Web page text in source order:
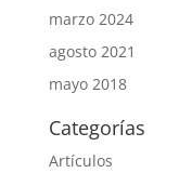
marzo 2024
agosto 2021
mayo 2018
Categorías
Artículos